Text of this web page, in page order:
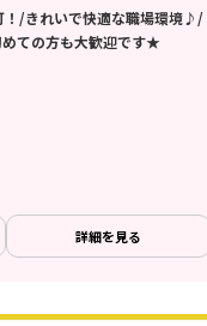
！/きれいで快適な職場環境♪/
ての方も大歓迎です★
詳細を見る